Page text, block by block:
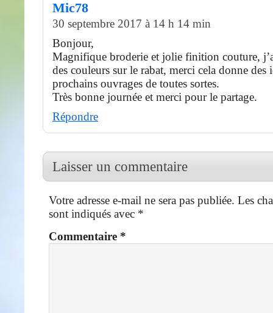
Mic78
30 septembre 2017 à 14 h 14 min
Bonjour,
Magnifique broderie et jolie finition couture,
des couleurs sur le rabat, merci cela donne des
prochains ouvrages de toutes sortes.
Très bonne journée et merci pour le partage.
Répondre
Laisser un commentaire
Votre adresse e-mail ne sera pas publiée. Les
sont indiqués avec *
Commentaire *